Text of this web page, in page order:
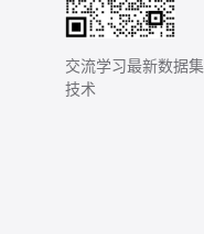
交流学习最新数据
技术